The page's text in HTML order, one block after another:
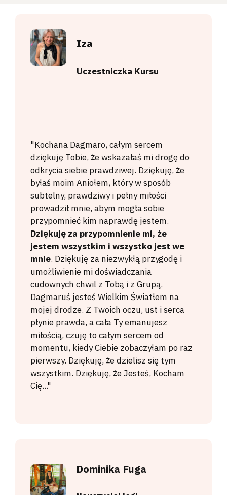
"Kochana Dagmaro, całym sercem
dziękuję Tobie, że wskazałaś mi drogę do
odkrycia siebie prawdziwej. Dziękuję, że
byłaś moim Aniołem, który w sposób
subtelny, prawdziwy i pełny miłości
prowadził mnie, abym mogła sobie
przypomnieć kim naprawdę jestem.
Dziękuję za przypomnienie mi, że
jestem wszystkim i wszystko jest we
mnie. Dziękuję za niezwykłą przygodę i
umożliwienie mi doświadczania
cudownych chwil z Tobą i z Grupą.
Dagmaruś jesteś Wielkim Światłem na
mojej drodze. Z Twoich oczu, ust i serca
płynie prawda, a cała Ty emanujesz
miłością, czuję to całym sercem od
momentu, kiedy Ciebie zobaczyłam po raz
pierwszy. Dziękuję, że dzielisz się tym
wszystkim. Dziękuję, że Jesteś, Kocham
Cię..."
Iza
Uczestniczka Kursu
Dominika Fuga